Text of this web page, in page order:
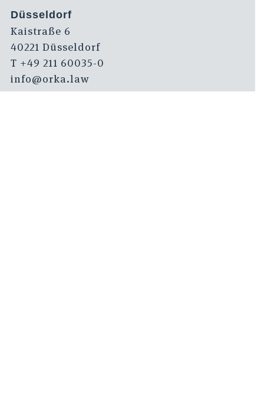
Düsseldorf
Kaistraße 6
40221 Düsseldorf
T +49 211 60035-0
info@orka.law